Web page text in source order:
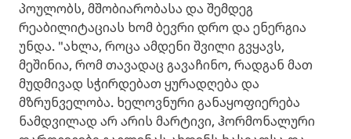
პოულობს, მშობიარობასა და შემდეგ
რეაბილიტაციას ხომ ბევრი დრო და ენერგია
უნდა. "ახლა, როცა ამდენი შვილი გვყავს,
მეშინია, რომ თავადაც გავაჩინო, რადგან მათ
მუდმივად სჭირდებათ ყურადღება და
მზრუნველობა. ხელოვნური განაყოფიერება
ნამდვილად არ არის მარტივი, ჰორმონალური